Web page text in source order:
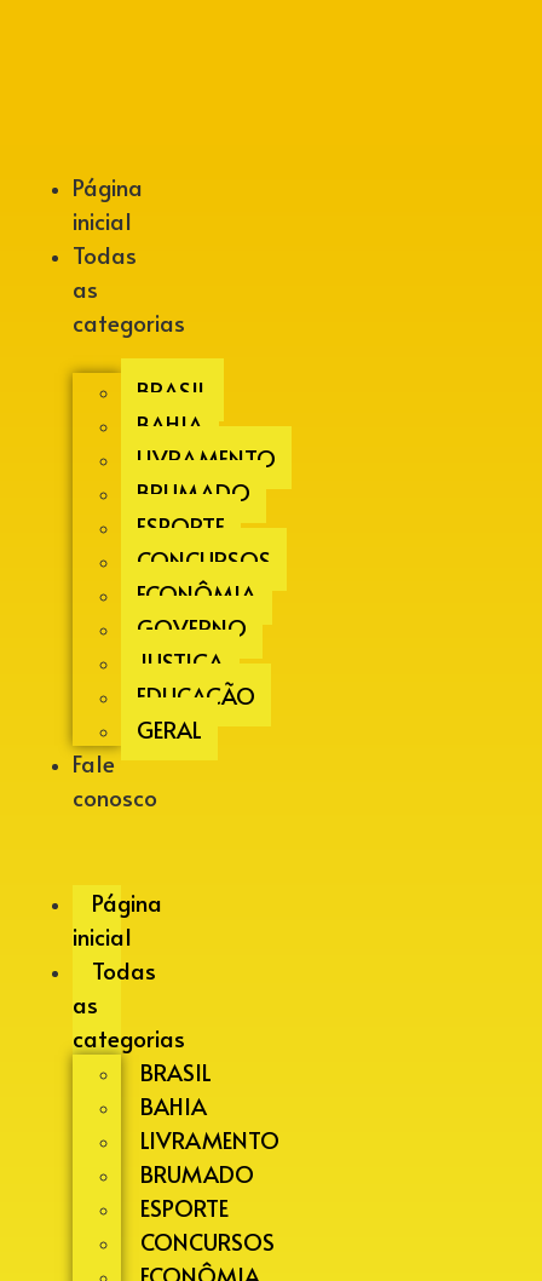
Página
inicial
Todas
as
categorias
BRASIL
BAHIA
LIVRAMENTO
BRUMADO
ESPORTE
CONCURSOS
ECONÔMIA
GOVERNO
JUSTIÇA
EDUCAÇÃO
GERAL
Fale
conosco
Página
inicial
Todas
as
categorias
BRASIL
BAHIA
LIVRAMENTO
BRUMADO
ESPORTE
CONCURSOS